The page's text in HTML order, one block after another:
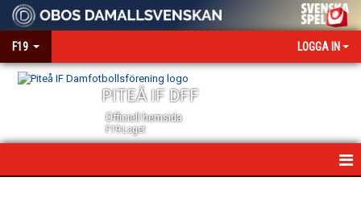
F19 LOGGA IN
PITEÅ IF DFF
Officiell hemsida
F19-Laget